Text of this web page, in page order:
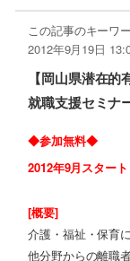
この記事のキーワ
2012年9月19日
【岡山県潜在
就職支援セミナ
◆参加無料◆
2012年9月スター
[概要]
介護・福祉・保育
他分野からの離職